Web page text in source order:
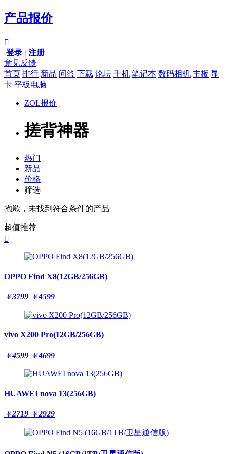
产品报价

登录 | 注册
意见反馈
首页 排行 新品 问答 下载 论坛 手机 笔记本 数码相机 主板 显
卡 平板电脑
ZOL报价
搓背神器
热门
新品
价格
筛选
抱歉，未找到符合条件的产品
超值推荐

OPPO Find X8(12GB/256GB)
￥3799 ￥4599
vivo X200 Pro(12GB/256GB)
￥4599 ￥4699
HUAWEI nova 13(256GB)
￥2719 ￥2929